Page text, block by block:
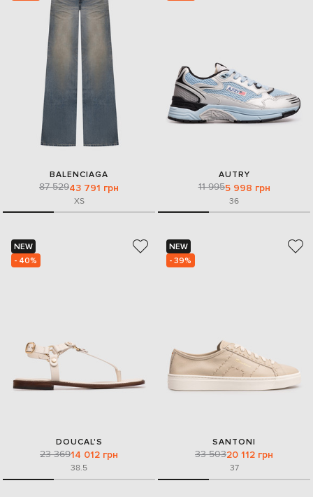
BALENCIAGA
87 52943 791 грн
XS
AUTRY
11 9955 998 грн
36
NEW
- 40%
DOUCAL'S
23 36914 012 грн
38.5
NEW
- 39%
SANTONI
33 50320 112 грн
37